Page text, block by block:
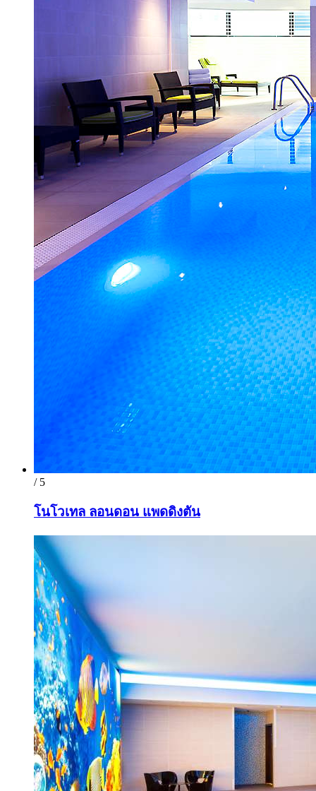
/ 5
โนโวเทล ลอนดอน แพดดิงตัน